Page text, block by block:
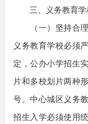
三、义务教育学
（一）坚持合理
义务教育学校必须
定，公办小学招生
片和多校划片两种
号。中心城区义务
招生入学必须使用